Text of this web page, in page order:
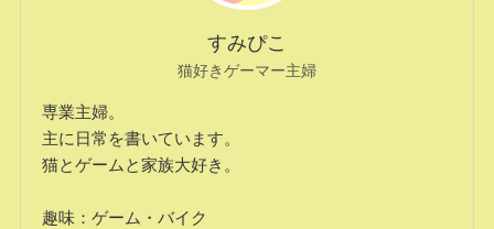
すみぴこ
猫好きゲーマー主婦
専業主婦。
主に日常を書いています。
猫とゲームと家族大好き。
趣味：ゲーム・バイク